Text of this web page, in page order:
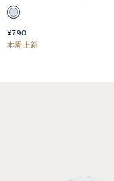
¥790
本周上新